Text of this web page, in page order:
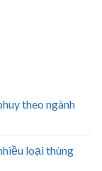
theo ngành
loại thùng